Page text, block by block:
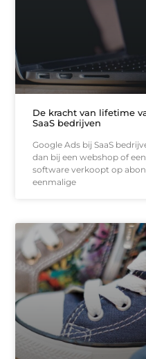
De kracht van lifetime
SaaS bedrijven
Google Ads bij SaaS
dan bij een webshop of
software verkoopt op
eenmalige